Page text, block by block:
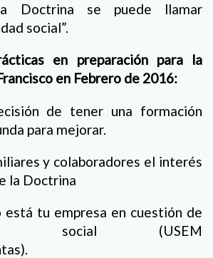
Doctrina se puede llamar
social”.
en preparación para la
en Febrero de 2016:
de tener una formación
para mejorar.
y colaboradores el interés
la Doctrina
está tu empresa en cuestión de
social (USEM